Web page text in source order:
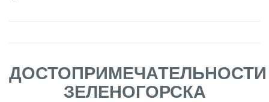
ДОСТОПРИМЕЧАТЕЛЬНОСТИ
ЗЕЛЕНОГОРСКА